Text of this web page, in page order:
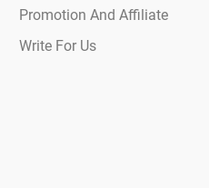
Promotion And Affiliate
Write For Us